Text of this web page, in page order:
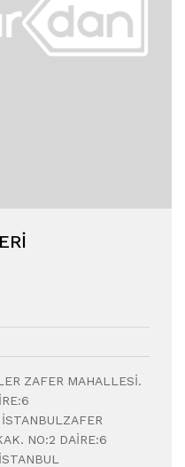
ZAFER MAHALLESİ.
NO:2 DAİRE:6